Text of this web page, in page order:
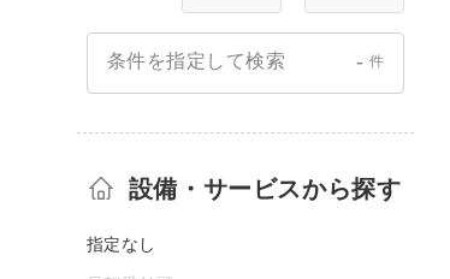
条件を指定して検索 - 件
設備・サービスから探す
指定なし